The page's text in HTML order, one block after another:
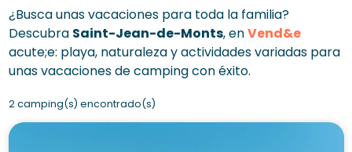
¿Busca unas vacaciones para toda la familia?
Descubra Saint-Jean-de-Monts, enVend&e
acute;e: playa, naturaleza y actividades variadas para
unas vacaciones de camping con éxito.
2 camping(s) encontrado(s)